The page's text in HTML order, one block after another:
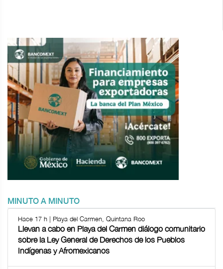
MINUTO A MINUTO
Hace 17 h | Playa del Carmen, Quintana Roo
Llevan a cabo en Playa del Carmen diálogo comunitario
sobre la Ley General de Derechos de los Pueblos
Indígenas y Afromexicanos